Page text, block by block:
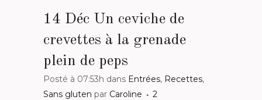
14 Déc Un ceviche de
crevettes à la grenade
plein de peps
Posté à 07:53h dans Entrées, Recettes,
Sans gluten par Caroline
2